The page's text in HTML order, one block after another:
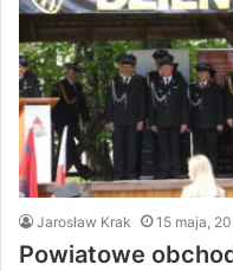
Jarosław Krak 15 maja,
Powiatowe